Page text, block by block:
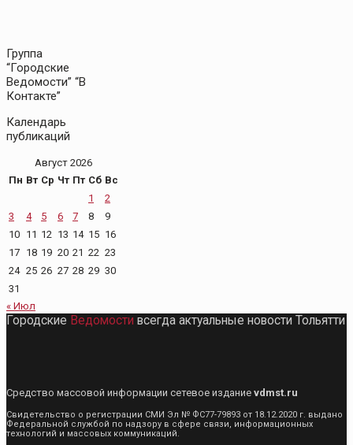
Группа
“Городские
Ведомости” “В
Контакте”
Календарь
публикаций
Август 2026
Пн Вт Ср Чт Пт Сб Вс
1
2
3
4 5 6 7 8
9
10 11 12 13 14 15 16
17 18 19 20 21 22 23
24 25 26 27 28 29 30
31
« Июл
Городские Ведомости всегда актуальные новости Тольятти
Средство массовой информации сетевое издание vdmst.ru
Свидетельство о регистрации СМИ Эл № ФС77-79893 от 18.12.2020 г. выдано
Федеральной службой по надзору в сфере связи, информационных
технологий и массовых коммуникаций.